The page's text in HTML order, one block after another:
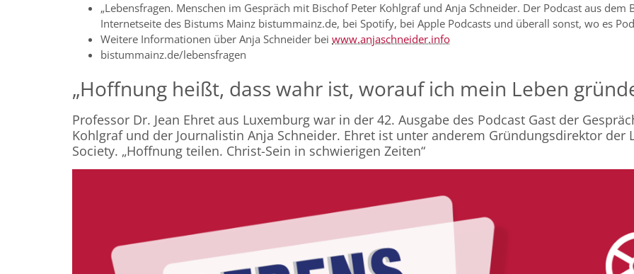
„Lebensfragen. Menschen im Gespräch mit Bischof Peter Kohlgraf und Anja Schneider. Der Podcast aus
Internetseite des Bistums Mainz bistummainz.de, bei Spotify, bei Apple Podcasts und überall sonst, wo es
Weitere Informationen über Anja Schneider bei www.anjaschneider.info
bistummainz.de/lebensfragen
„Hoffnung heißt, dass wahr ist, worauf ich mein Leben
Professor Dr. Jean Ehret aus Luxemburg war in der 42. Ausgabe des Podcast Gast der
Kohlgraf und der Journalistin Anja Schneider. Ehret ist unter anderem Gründungsdirektor der
Society. „Hoffnung teilen. Christ-Sein in schwierigen Zeiten“